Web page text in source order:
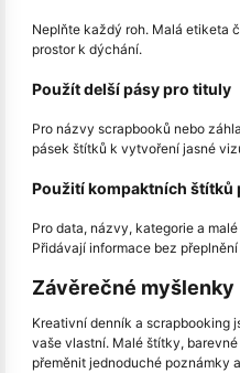
Neplňte každý roh. Malá etiketa
prostor k dýchání.
Použít delší pásy pro tituly
Pro názvy scrapbooků nebo
pásek štítků k vytvoření jasné
Použití kompaktních štítků
Pro data, názvy, kategorie a
Přidávají informace bez
Závěrečné myšlenky
Kreativní denník a scrapbooking
vaše vlastní. Malé štítky,
přeměnit jednoduché poznámky